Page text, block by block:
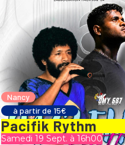
Nancy
à partir de 15€
Pacifik Rythm
Samedi 19 Sept. à 16h00